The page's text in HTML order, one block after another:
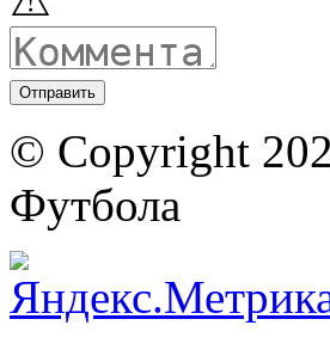
© Copyright
Футбола